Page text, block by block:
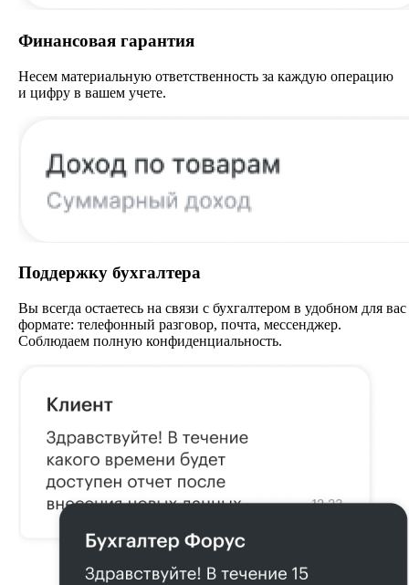
Финансовая гарантия
Несем материальную ответственность за каждую операцию
и цифру в вашем учете.
Поддержку бухгалтера
Вы всегда остаетесь на связи с бухгалтером в удобном для вас
формате: телефонный разговор, почта, мессенджер.
Соблюдаем полную конфиденциальность.